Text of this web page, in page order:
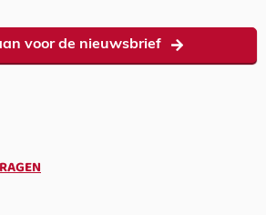
voor de nieuwsbrief